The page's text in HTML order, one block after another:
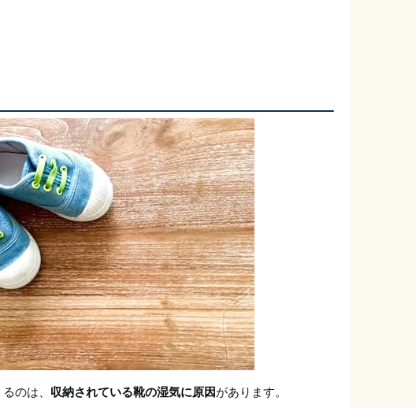
のは、 収納されている靴の湿気に原因があります。